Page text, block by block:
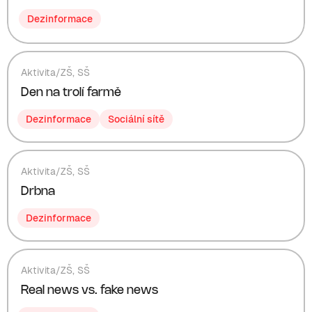
Dezinformace
Aktivita/ZŠ SŠ
Den na trolí farmě
Dezinformace Sociální sítě
Aktivita/ZŠ SŠ
Drbna
Dezinformace
Aktivita/ZŠ SŠ
Real news vs. fake news